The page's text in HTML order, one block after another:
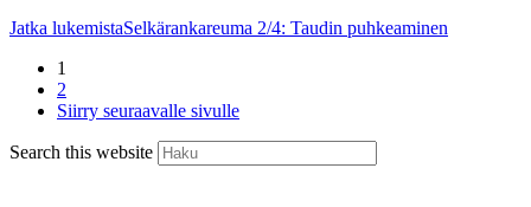
Jatka lukemistaSelkärankareuma 2/4: Taudin puhkeaminen
1
2
Siirry seuraavalle sivulle
Search this website